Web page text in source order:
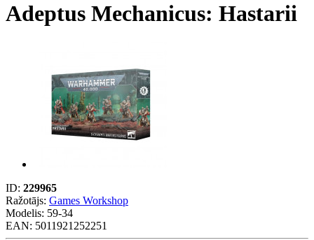
Adeptus Mechanicus: Hastarii
ID: 229965
Ražotājs: Games Workshop
Modelis: 59-34
EAN: 5011921252251